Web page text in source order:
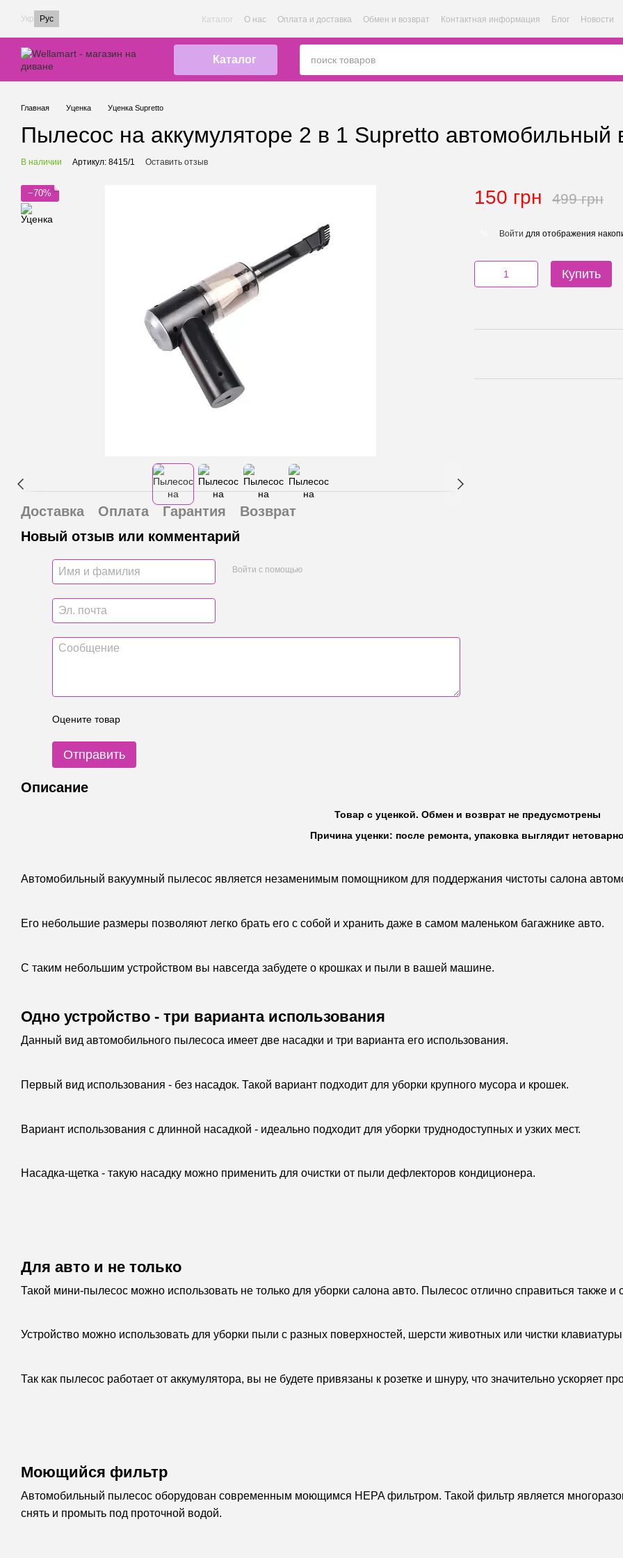
Перейти к основному контенту
Укр Рус Каталог О нас Оплата и доставка Обмен и возврат Контактная информация Блог Новости
Каталог
Главная Уценка Уценка Supretto
Пылесос на аккумуляторе 2 в 1 Supretto автомобильный
В наличии Артикул: 8415/1 Оставить отзыв
−70%
Доставка Оплата Гарантия
Возврат
Новый отзыв или комментарий
Войти с помощью
Оцените товар
Отправить
150 грн 499 грн
Войти для отображения
Купить
Описание
Товар с уценкой. Обмен и возврат не предусмотрены
Причина уценки: после ремонта, упаковка выглядит нетоварно
Автомобильный вакуумный пылесос является незаменимым помощником для поддержания чистоты салона
Его небольшие размеры позволяют легко брать его с собой и хранить даже в самом маленьком багажнике авто.
С таким небольшим устройством вы навсегда забудете о крошках и пыли в вашей машине.
Одно устройство - три варианта использования
Данный вид автомобильного пылесоса имеет две насадки и три варианта его использования.
Первый вид использования - без насадок. Такой вариант подходит для уборки крупного мусора и крошек.
Вариант использования с длинной насадкой - идеально подходит для уборки труднодоступных и узких мест.
Насадка-щетка - такую насадку можно применить для очистки от пыли дефлекторов кондиционера.
Для авто и не только
Такой мини-пылесос можно использовать не только для уборки салона авто. Пылесос отлично справиться также и
Устройство можно использовать для уборки пыли с разных поверхностей, шерсти животных или чистки
Так как пылесос работает от аккумулятора, вы не будете привязаны к розетке и шнуру, что значительно ускоряет
Моющийся фильтр
Автомобильный пылесос оборудован современным моющимся HEPA фильтром. Такой фильтр является
снять и промыть под проточной водой.